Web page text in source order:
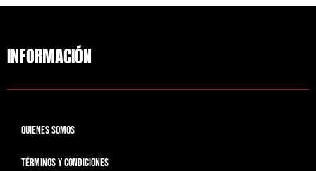
INFORMACIÓN
QUIENES SOMOS
TÉRMINOS Y CONDICIONES